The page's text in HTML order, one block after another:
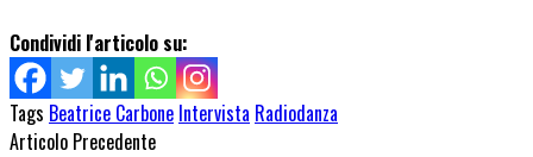
Condividi l'articolo su:
Tags Beatrice Carbone Intervista Radiodanza
Articolo Precedente